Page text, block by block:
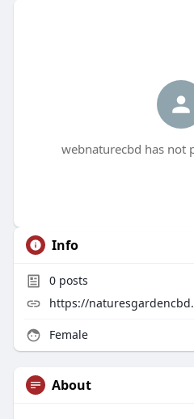
webnaturecbd has not
Info
0posts
https://
Female
About